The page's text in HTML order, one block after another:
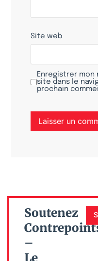
Site web
Enregistrer mon
site dans le
prochain
Soutenez
–
Le